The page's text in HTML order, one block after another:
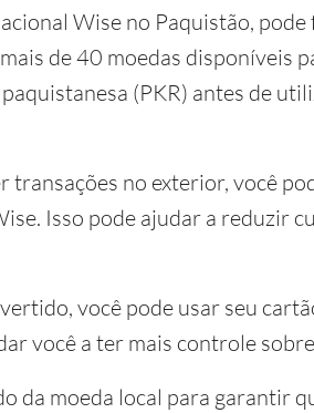
Wise no Paquistão,
de 40 moedas disponíveis
(PKR) antes de
transações no exterior, você
Isso pode ajudar a reduzir
você pode usar seu
você a ter mais controle
da moeda local para garantir